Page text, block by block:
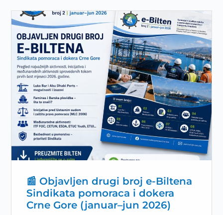
📰 Objavljen drugi broj e-Biltena
Sindikata pomoraca i dokera
Crne Gore (januar–jun 2026)